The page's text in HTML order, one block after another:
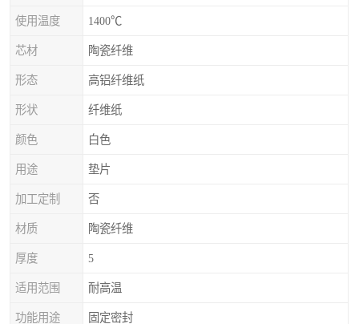
使用温度 1400℃
芯材 陶瓷纤维
形态 高铝纤维纸
形状 纤维纸
颜色 白色
用途 垫片
加工定制 否
材质 陶瓷纤维
厚度 5
适用范围 耐高温
功能用途 固定密封